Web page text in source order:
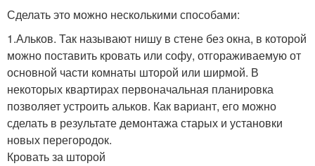
Сделать это можно несколькими способами:
1.Альков. Так называют нишу в стене без окна, в которой
можно поставить кровать или софу, отгораживаемую от
основной части комнаты шторой или ширмой. В
некоторых квартирах первоначальная планировка
позволяет устроить альков. Как вариант, его можно
сделать в результате демонтажа старых и установки
новых перегородок.
Кровать за шторой